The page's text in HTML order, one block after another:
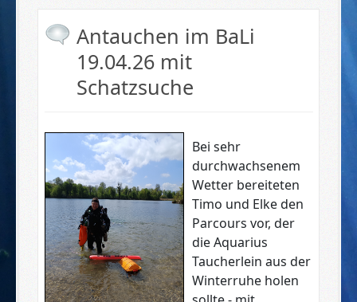
Antauchen im BaLi
19.04.26 mit
Schatzsuche
Bei sehr
durchwachsenem
Wetter bereiteten
Timo und Elke den
Parcours vor, der
die Aquarius
Taucherlein aus der
Winterruhe holen